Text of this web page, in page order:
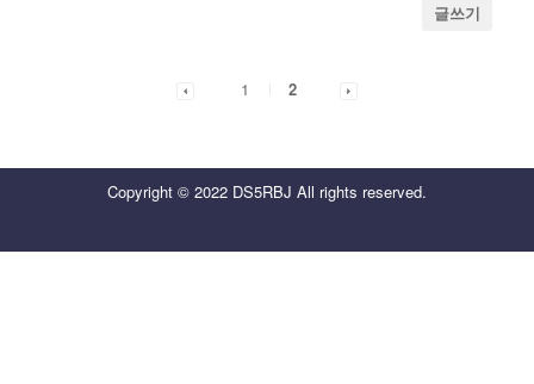
글쓰기
1 2
Copyright © 2022 DS5RBJ All rights reserved.